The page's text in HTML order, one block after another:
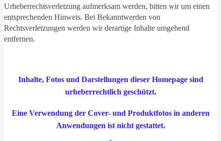
Urheberrechtsverletzung aufmerksam werden, bitten wir um einen
entsprechenden Hinweis. Bei Bekanntwerden von
Rechtsverletzungen werden wir derartige Inhalte umgehend
entfernen.
Inhalte, Fotos und Darstellungen dieser Homepage sind
urheberrechtlich geschützt.
Eine Verwendung der Cover- und Produktfotos in anderen
Anwendungen ist nicht gestattet.